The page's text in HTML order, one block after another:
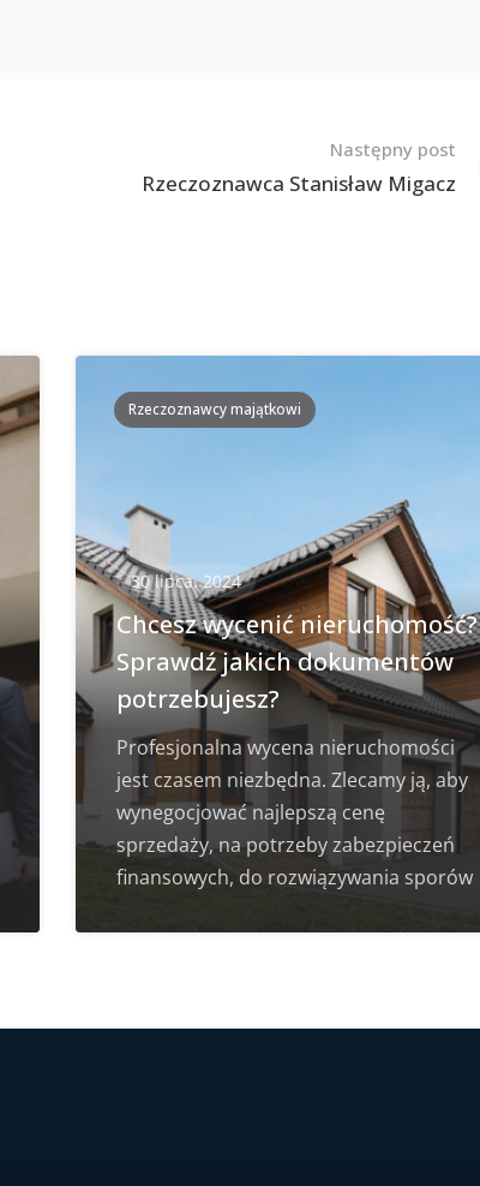
Następny post
Rzeczoznawca Stanisław Migacz
Rzeczoznawcy majątkowi
30 lipca, 2024
Chcesz wycenić nieruchomość?
Sprawdź jakich dokumentów
potrzebujesz?
Profesjonalna wycena nieruchomości
jest czasem niezbędna. Zlecamy ją, aby
wynegocjować najlepszą cenę
sprzedaży, na potrzeby zabezpieczeń
finansowych, do rozwiązywania sporów